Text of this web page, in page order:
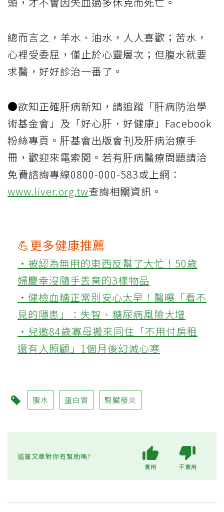
總而言之，羊水、油水，人人喜歡；苦水，
心裡受委屈，僅止於心靈層次；但腹水就要
求醫，好好診治一番了。
●欲知正確肝病新知，請追蹤「肝病防治學
術基金會」及「好心肝．好健康」Facebook
粉絲專頁。肝基會出版會刊及肝病治療手
冊，歡迎來電索閱。若有肝病醫療問題請洽
免費諮詢專線0800-000-583或上網：
www.liver.org.tw查詢相關資訊。
💪更多健康推薦
‧被認為無用的東西反幫了大忙！50歲
婦慶幸沒隨手丟棄的3樣物品
‧健檢血糖正常別安心太早！醫曝「看不
見的隱患」：失智、糖尿病風險大增
‧兒邀84歲寡母搬來同住「不用付房租
還有人照顧」1個月後幻滅心寒
腹水 蛋白質 腎臟發炎
這篇文章對你有幫助嗎?
實用 不實用